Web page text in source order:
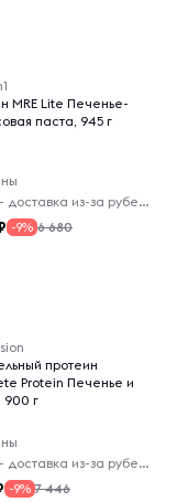
MRE Lite Печенье-
паста, 945 г
Virelle - доставка из-за рубежа
-9% 6 680
протеин
Protein Печенье и
900 г
Virelle - доставка из-за рубежа
-9% 7 446